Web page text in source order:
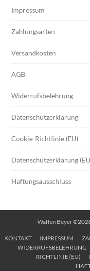
Impressum
Zahlungsarten
Versandkosten
AGB
Widerrufsbelehrung
Datenschutzerklärung
Cookie-Richtlinie (EU)
Datenschutzerklärung
Haftungsausschluss
Waffen Beyer
KONTAKT IMPRESSUM
WIDERRUFSBELEHRUNG
RICHTLINIE (EU)